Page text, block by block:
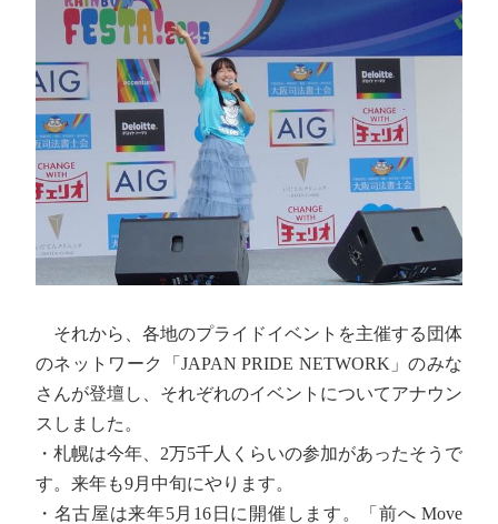
それから、各地のプライドイベントを主催する団体
のネットワーク「JAPAN PRIDE NETWORK」のみな
さんが登壇し、それぞれのイベントについてアナウン
スしました。
・札幌は今年、2万5千人くらいの参加があったそうで
す。来年も9月中旬にやります。
・名古屋は来年5月16日に開催します。「前へ Move